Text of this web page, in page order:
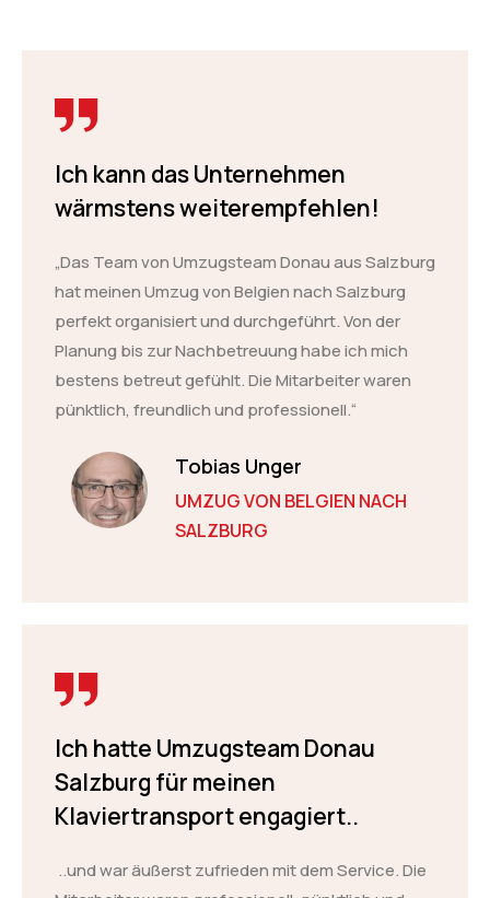
Ich kann das Unternehmen
wärmstens weiterempfehlen!
„Das Team von Umzugsteam Donau aus Salzburg
hat meinen Umzug von Belgien nach Salzburg
perfekt organisiert und durchgeführt. Von der
Planung bis zur Nachbetreuung habe ich mich
bestens betreut gefühlt. Die Mitarbeiter waren
pünktlich, freundlich und professionell.“
Tobias Unger
UMZUG VON BELGIEN NACH
SALZBURG
Ich hatte Umzugsteam Donau
Salzburg für meinen
Klaviertransport engagiert..
..und war äußerst zufrieden mit dem Service. Die